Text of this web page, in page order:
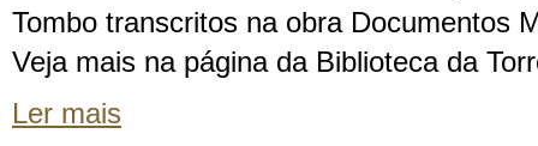
Tombo transcritos na obra Documentos
Veja mais na página da Biblioteca da
Ler mais